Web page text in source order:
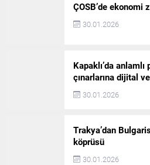
ÇOSB’de ekonomi
30.01.2026
Kapaklı’da anlamlı
çınarlarına dijital
30.01.2026
Trakya’dan
köprüsü
30.01.2026